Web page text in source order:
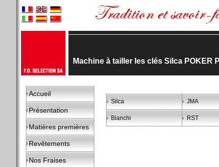
Machine à tailler les clés Silca POKER
Accueil
Présentation
Matières premières
Revêtements
Nos Fraises
Silca JMA
Bianchi RST